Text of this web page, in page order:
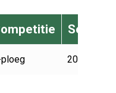
Seizoen
2022-2023